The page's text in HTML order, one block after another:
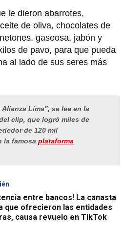
le dieron abarrotes,
de oliva, chocolates de
gaseosa, jabón y
de pavo, para que pueda
al lado de sus seres más
Lima", se lee en la
clip, que logró miles de
de 120 mil
la famosa plataforma
entre bancos! La canasta
que ofrecieron las entidades
causa revuelo en TikTok